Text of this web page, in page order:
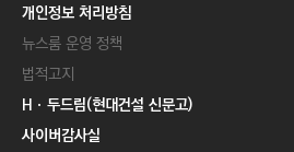
개인정보 처리방침
뉴스룸 운영 정책
법적고지
Hㆍ두드림(현대건설 신문고)
사이버감사실